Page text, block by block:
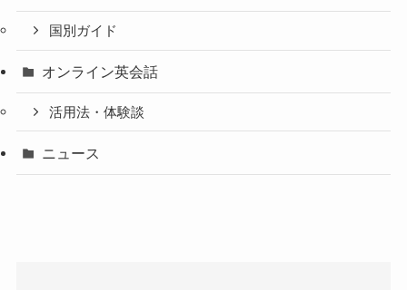
国別ガイド
オンライン英会話
活用法・体験談
ニュース